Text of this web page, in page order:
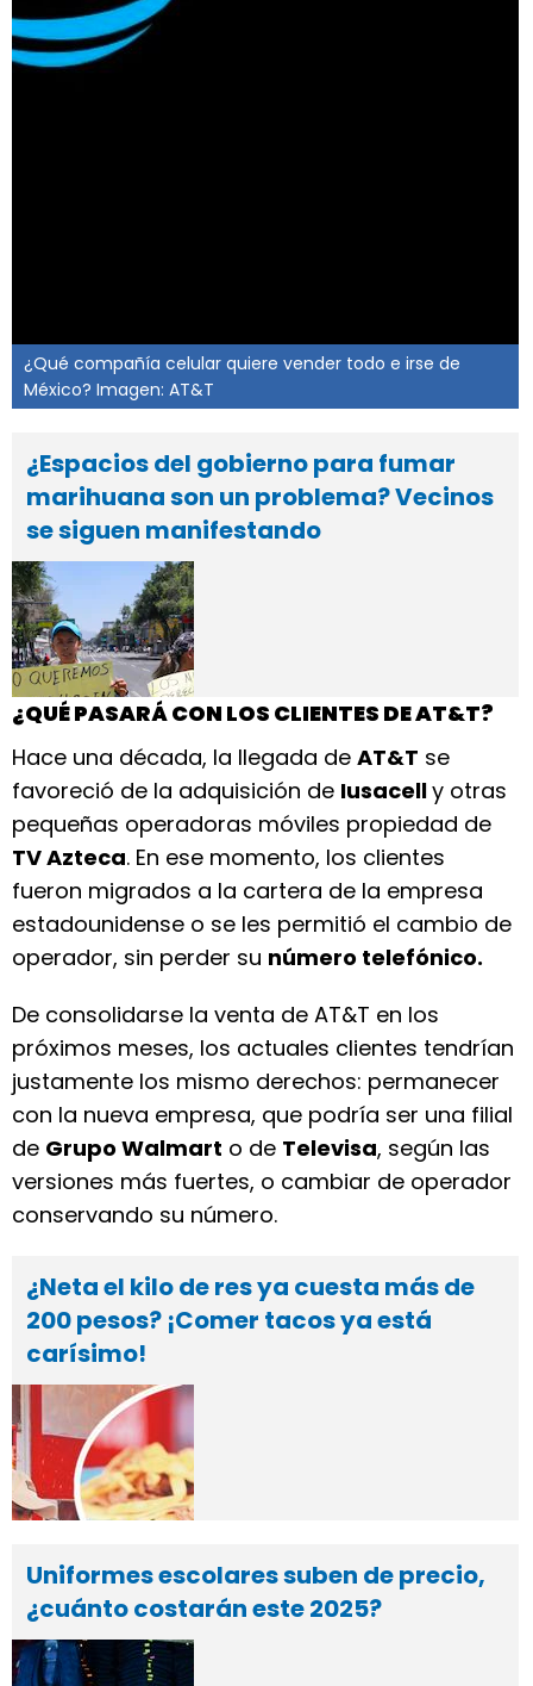
¿Qué compañía celular quiere vender todo e irse de
México? Imagen: AT&T
¿Espacios del gobierno para fumar
marihuana son un problema? Vecinos
se siguen manifestando
¿QUÉ PASARÁ CON LOS CLIENTES DE AT&T?
Hace una década, la llegada de AT&T se
favoreció de la adquisición de Iusacelly otras
pequeñas operadoras móviles propiedad de
TV Azteca. En ese momento, los clientes
fueron migrados a la cartera de la empresa
estadounidense o se les permitió el cambio de
operador, sin perder su número telefónico.
De consolidarse la venta de AT&T en los
próximos meses, los actuales clientes tendrían
justamente los mismo derechos: permanecer
con la nueva empresa, que podría ser una filial
de Grupo Walmart o de Televisa, según las
versiones más fuertes, o cambiar de operador
conservando su número.
¿Neta el kilo de res ya cuesta más de
200 pesos? ¡Comer tacos ya está
carísimo!
Uniformes escolares suben de precio,
¿cuánto costarán este 2025?